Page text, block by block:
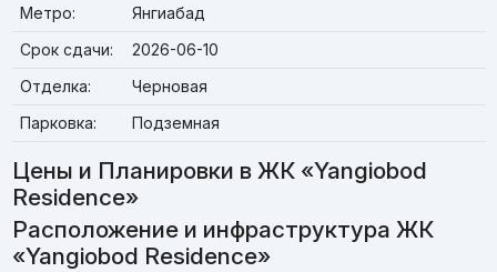
Метро:
Янгиабад
Срок сдачи:
2026-06-10
Отделка:
Черновая
Парковка:
Подземная
Цены и Планировки в ЖК «Yangiobod
Residence»
Расположение и инфраструктура ЖК
«Yangiobod Residence»